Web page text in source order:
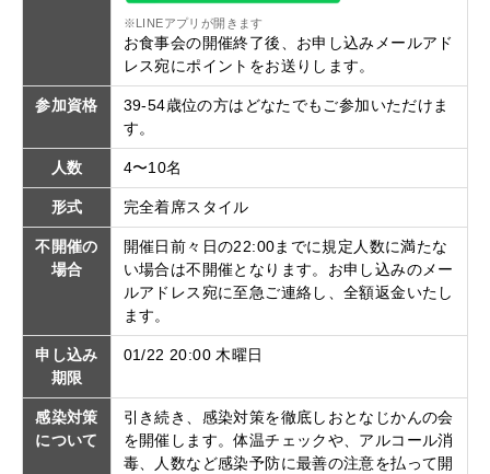
※LINEアプリが開きます
お食事会の開催終了後、お申し込みメールアド
レス宛にポイントをお送りします。
参加資格
39-54歳位の方はどなたでもご参加いただけま
す。
人数 4〜10名
形式 完全着席スタイル
不開催の
場合
開催日前々日の22:00までに規定人数に満たな
い場合は不開催となります。お申し込みのメー
ルアドレス宛に至急ご連絡し、全額返金いたし
ます。
申し込み
期限
01/22 20:00 木曜日
感染対策
について
引き続き、感染対策を徹底しおとなじかんの会
を開催します。体温チェックや、アルコール消
毒、人数など感染予防に最善の注意を払って開